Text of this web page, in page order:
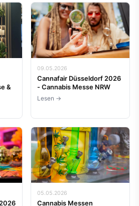
&
09.05.2026
Cannafair Düsseldorf 2026
- Cannabis Messe NRW
Lesen →
05.05.2026
Cannabis Messen